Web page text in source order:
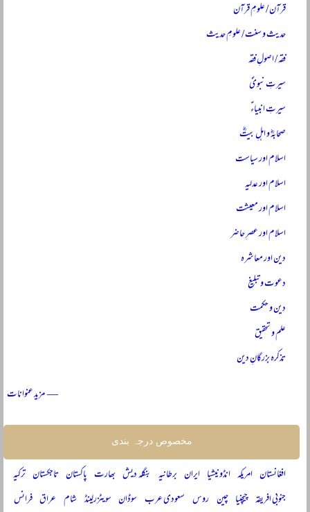
قرآن / علومِ قرآن
حدیث و سنت / علومِ حدیث
فقہ / اصولِ فقہ
سیرتِ نبویؐ
سیرتِ انبیاءؑ
صحابہؓ و اہلِ بیتؓ
اسلام اور سیاست
اسلام اور عدلیہ
اسلام اور معیشت
اسلام اور عصرِ حاضر
دین اور معاشرہ
دعوت و تبلیغ
دین و حکمت
علم و تحقیق
تذکرہ بزرگانِ دین
— مزید عنوانات
مخصوص درجہ بندی
افغانستان امریکہ انڈونیشیا ایران برطانیہ بنگلہ دیش بھارت پاکستان تاجکستان ترکیہ
جنوبی افریقہ چیچنیا چین روس سعودی عرب سوڈان سویٹزرلینڈ شام عراق فرانس